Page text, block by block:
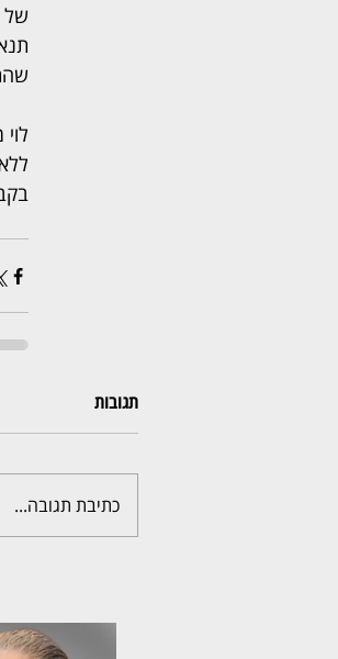
תגובות
כתיבת תגובה...